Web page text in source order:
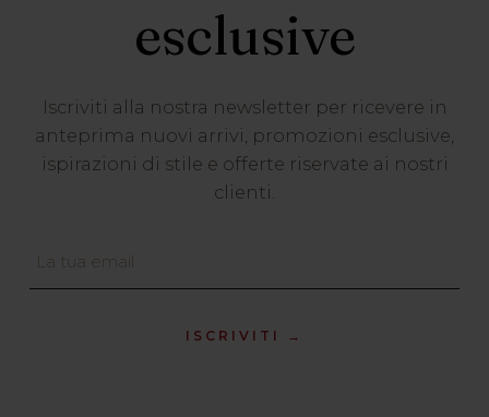
esclusive
Iscriviti alla nostra newsletter per ricevere in
anteprima nuovi arrivi, promozioni esclusive,
ispirazioni di stile e offerte riservate ai nostri
clienti.
ISCRIVITI →